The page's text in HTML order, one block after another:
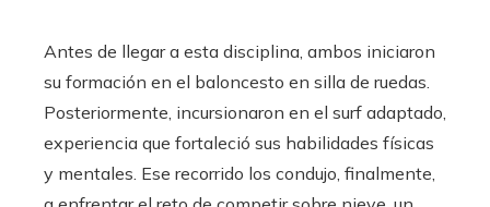
Antes de llegar a esta disciplina, ambos iniciaron
su formación en el baloncesto en silla de ruedas.
Posteriormente, incursionaron en el surf adaptado,
experiencia que fortaleció sus habilidades físicas
y mentales. Ese recorrido los condujo, finalmente,